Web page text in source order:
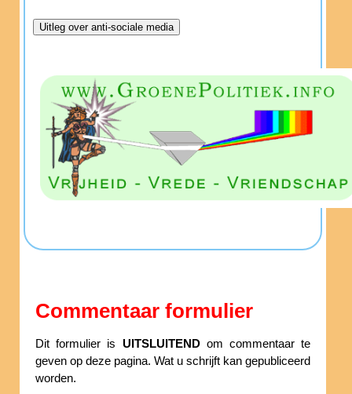
Commentaar formulier
Dit formulier is UITSLUITENDom commentaar te
geven op deze pagina. Wat u schrijft kan gepubliceerd
worden.